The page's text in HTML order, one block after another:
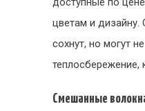
цветам и дизайну.
сохнут, но могут
теплосбережение,
Смешанные